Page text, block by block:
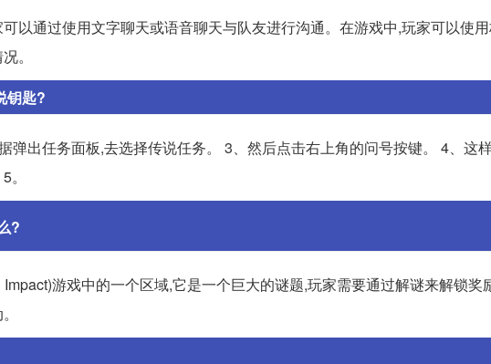
以通过使用文字聊天或语音聊天与队友进行沟通。在游戏中,玩家可以使
。
钥匙?
弹出任务面板,去选择传说任务。 3、然后点击右上角的问号按键。 4、这
?
游戏中的一个区域,它是一个巨大的谜题,玩家需要通过解谜来解锁奖